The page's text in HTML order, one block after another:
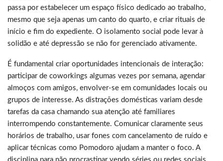
passa por estabelecer um espaço físico dedicado ao trabalho,
mesmo que seja apenas um canto do quarto, e criar rituais de
início e fim do expediente. O isolamento social pode levar à
solidão e até depressão se não for gerenciado ativamente.
É fundamental criar oportunidades intencionais de interação:
participar de coworkings algumas vezes por semana, agendar
almoços com amigos, envolver-se em comunidades locais ou
grupos de interesse. As distrações domésticas variam desde
tarefas da casa chamando sua atenção até familiares
interrompendo constantemente. Comunicar claramente seus
horários de trabalho, usar fones com cancelamento de ruído e
aplicar técnicas como Pomodoro ajudam a manter o foco. A